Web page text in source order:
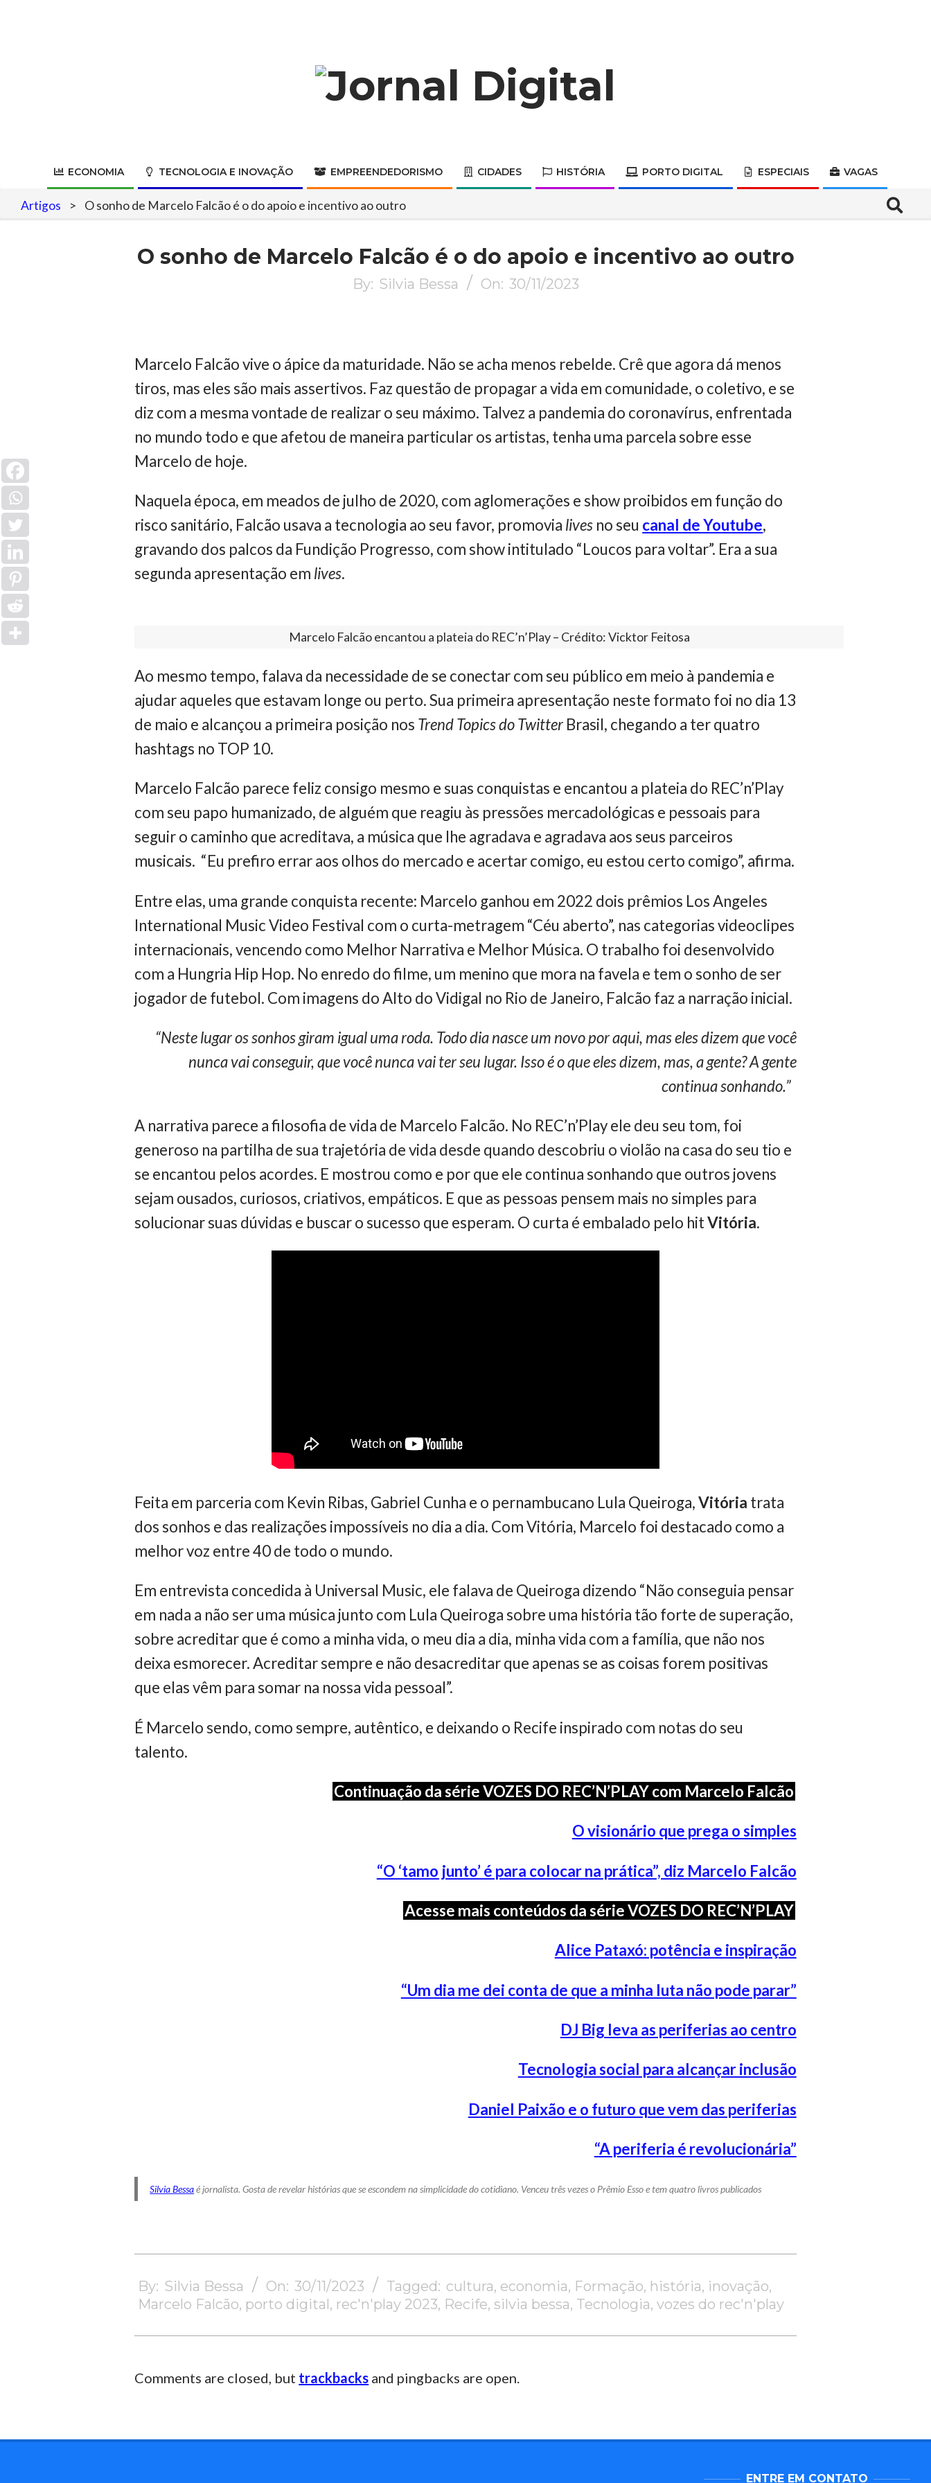
Digital
Primary
ECONOMIA TECNOLOGIA E INOVAÇÃO EMPREENDEDORISMO CIDADES HISTÓRIA PORTO DIGITAL ESPECIAIS VAGAS
Artigos > O sonho de Marcelo Falcão é o do apoio e incentivo ao outro Search
O sonho de Marcelo Falcão é o do apoio e incentivo ao outro
By: Silvia Bessa On: 30/11/2023
Marcelo Falcão vive o ápice da maturidade. Não se acha menos rebelde. Crê que agora dá menos
tiros, mas eles são mais assertivos. Faz questão de propagar a vida em comunidade, o coletivo, e se
diz com a mesma vontade de realizar o seu máximo. Talvez a pandemia do coronavírus, enfrentada
no mundo todo e que afetou de maneira particular os artistas, tenha uma parcela sobre esse
Marcelo de hoje.
Naquela época, em meados de julho de 2020, com aglomerações e show proibidos em função do
risco sanitário, Falcão usava a tecnologia ao seu favor, promovia lives no seu canal de Youtube,
gravando dos palcos da Fundição Progresso, com show intitulado “Loucos para voltar”. Era a sua
segunda apresentação em lives.
Marcelo Falcão encantou a plateia do REC’n’Play – Crédito: Vicktor Feitosa
Ao mesmo tempo, falava da necessidade de se conectar com seu público em meio à pandemia e
ajudar aqueles que estavam longe ou perto. Sua primeira apresentação neste formato foi no dia 13
de maio e alcançou a primeira posição nos Trend Topics do Twitter Brasil, chegando a ter quatro
hashtags no TOP 10.
Marcelo Falcão parece feliz consigo mesmo e suas conquistas e encantou a plateia do REC’n’Play
com seu papo humanizado, de alguém que reagiu às pressões mercadológicas e pessoais para
seguir o caminho que acreditava, a música que lhe agradava e agradava aos seus parceiros
musicais. “Eu prefiro errar aos olhos do mercado e acertar comigo, eu estou certo comigo”, afirma.
Entre elas, uma grande conquista recente: Marcelo ganhou em 2022 dois prêmios Los Angeles
International Music Video Festival com o curta-metragem “Céu aberto”, nas categorias videoclipes
internacionais, vencendo como Melhor Narrativa e Melhor Música. O trabalho foi desenvolvido
com a Hungria Hip Hop. No enredo do filme, um menino que mora na favela e tem o sonho de ser
jogador de futebol. Com imagens do Alto do Vidigal no Rio de Janeiro, Falcão faz a narração inicial.
“Neste lugar os sonhos giram igual uma roda. Todo dia nasce um novo por aqui, mas eles dizem que você
nunca vai conseguir, que você nunca vai ter seu lugar. Isso é o que eles dizem, mas, a gente? A gente
continua sonhando.”
A narrativa parece a filosofia de vida de Marcelo Falcão. No REC’n’Play ele deu seu tom, foi
generoso na partilha de sua trajetória de vida desde quando descobriu o violão na casa do seu tio e
se encantou pelos acordes. E mostrou como e por que ele continua sonhando que outros jovens
sejam ousados, curiosos, criativos, empáticos. E que as pessoas pensem mais no simples para
solucionar suas dúvidas e buscar o sucesso que esperam. O curta é embalado pelo hitVitória.
Feita em parceria com Kevin Ribas, Gabriel Cunha e o pernambucano Lula Queiroga,Vitória trata
dos sonhos e das realizações impossíveis no dia a dia. Com Vitória, Marcelo foi destacado como a
melhor voz entre 40 de todo o mundo.
Em entrevista concedida à Universal Music, ele falava de Queiroga dizendo “Não conseguia pensar
em nada a não ser uma música junto com Lula Queiroga sobre uma história tão forte de superação,
sobre acreditar que é como a minha vida, o meu dia a dia, minha vida com a família, que não nos
deixa esmorecer. Acreditar sempre e não desacreditar que apenas se as coisas forem positivas
que elas vêm para somar na nossa vida pessoal”.
É Marcelo sendo, como sempre, autêntico, e deixando o Recife inspirado com notas do seu
talento.
Continuação da série VOZES DO REC’N’PLAY com Marcelo Falcão
O visionário que prega o simples
“O ‘tamo junto’ é para colocar na prática”, diz Marcelo Falcão
Acesse mais conteúdos da série VOZES DO REC’N’PLAY
Alice Pataxó: potência e inspiração
“Um dia me dei conta de que a minha luta não pode parar”
DJ Big leva as periferias ao centro
Tecnologia social para alcançar inclusão
Daniel Paixão e o futuro que vem das periferias
“A periferia é revolucionária”
Silvia Bessaé jornalista. Gosta de revelar histórias que se escondem na simplicidade do cotidiano. Venceu três vezes o Prêmio Esso e tem quatro livros publicados
11-
30
By: Silvia Bessa On: 30/11/2023 Tagged: cultura, economia, Formação, história, inovação,
Marcelo Falcão, porto digital, rec'n'play 2023, Recife,silvia bessa, Tecnologia,vozes do rec'n'play
Comments are closed, but trackbacks and pingbacks are open.
ENTRE EM CONTATO